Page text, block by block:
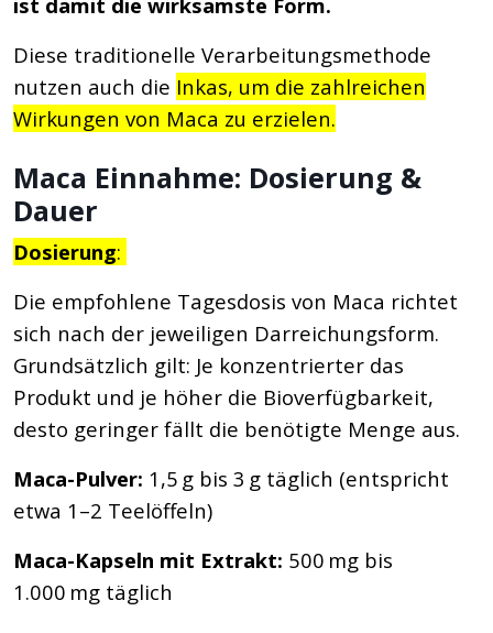
Diese traditionelle Verarbeitungsmethode
nutzen auch die Inkas, um die zahlreichen
Wirkungen von Maca zu erzielen.
Maca Einnahme: Dosierung &
Dauer
Dosierung:
Die empfohlene Tagesdosis von Maca richtet
sich nach der jeweiligen Darreichungsform.
Grundsätzlich gilt: Je konzentrierter das
Produkt und je höher die Bioverfügbarkeit,
desto geringer fällt die benötigte Menge aus.
Maca-Pulver: 1,5 g bis 3 g täglich (entspricht
etwa 1–2 Teelöffeln)
Maca-Kapseln mit Extrakt: 500 mg bis
1.000 mg täglich